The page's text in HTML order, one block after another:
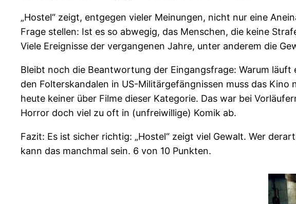
„Hostel“ zeigt, entgegen vieler Meinungen, nicht nur eine
Frage stellen: Ist es so abwegig, das Menschen, die keine
Viele Ereignisse der vergangenen Jahre, unter anderem die
Bleibt noch die Beantwortung der Eingangsfrage: Warum
den Folterskandalen in US-Militärgefängnissen muss das
heute keiner über Filme dieser Kategorie. Das war bei
Horror doch viel zu oft in (unfreiwillige) Komik ab.
Fazit: Es ist sicher richtig: „Hostel“ zeigt viel Gewalt. Wer
kann das manchmal sein. 6 von 10 Punkten.